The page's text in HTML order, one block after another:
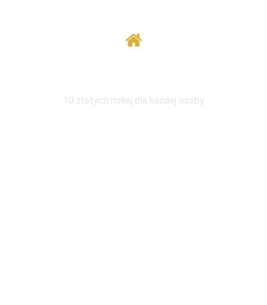
10 złotych mniej dla każdej osoby